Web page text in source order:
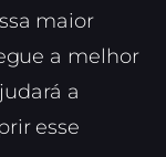
maior
a melhor
a
esse